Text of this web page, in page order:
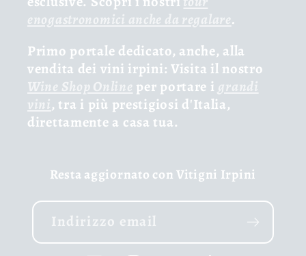
enogastronomici anche da regalare.
Primo portale dedicato, anche, alla
vendita dei vini irpini: Visita il nostro
Wine Shop Online per portare i grandi
vini, tra i più prestigiosi d'Italia,
direttamente a casa tua.
Resta aggiornato con Vitigni Irpini
Indirizzo email